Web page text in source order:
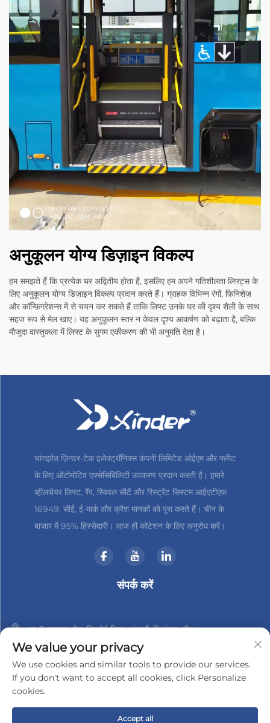
अनुकूलन योग्य डिज़ाइन विकल्प
हम समझते हैं कि प्रत्येक घर अद्वितीय होता है, इसलिए हम अपने गतिशीलता लिफ्ट्स के
लिए अनुकूलन योग्य डिज़ाइन विकल्प प्रदान करते हैं। ग्राहक विभिन्न रंगों, फिनिशेज़
और कॉन्फ़िगरेशन्स में से चयन कर सकते हैं ताकि लिफ्ट उनके घर की दृश्य शैली के साथ
सहज रूप से मेल खाए। यह अनुकूलन स्तर न केवल दृश्य आकर्षण को बढ़ाता है, बल्कि
मौजूदा वास्तुकला में लिफ्ट के सुगम एकीकरण की भी अनुमति देता है।
चांगझोउ ज़िन्डर-टेक इलेक्ट्रॉनिक्स कंपनी लिमिटेड ओईएम और फ्लीट
के लिए ऑटोमोटिव एक्सेसिबिलिटी उपकरण प्रदान करती है। हमारे
व्हीलचेयर लिफ्ट, रैंप, स्विवल सीटें और रिस्ट्रेंट सिस्टम आईएटीएफ
16949, सीई, ई-मार्क और क्रैश मानकों को पूरा करते हैं। चीन के
बाजार में 95% हिस्सेदारी। आज ही कोटेशन के लिए अनुरोध करें।
संपर्क करें
नं. 3 हानशान रोड, जिनबेई जिला, चांगझौ, जियांगसु, चीन
+86-18961288218
[email protected]
We value your privacy
We use cookies and similar tools to provide our services.
If you don't want to accept all cookies, click Personalize
cookies.
Accept all